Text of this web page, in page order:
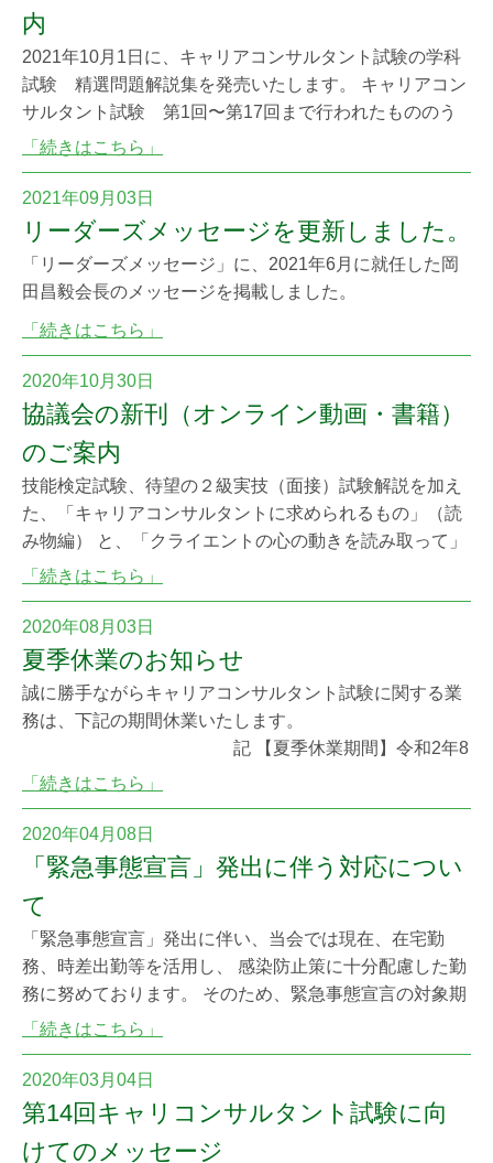
内
2021年10月1日に、キャリアコンサルタント試験の学科
試験 精選問題解説集を発売いたします。 キャリアコン
サルタント試験 第1回〜第17回まで行われたもののう
ち、キャリアコンサルタントとしてぜひおさえておきた
ました。 2級キャリアコンサルティング技能検定の学科
試験は、キャリアコンサルタント試験と同様の試験範
囲、出題形式です。2級を受検される方もぜ
「続きはこちら」
2021年09月03日
リーダーズメッセージを更新しました。
「リーダーズメッセージ」に、2021年6月に就任した岡
田昌毅会長のメッセージを掲載しました。
「続きはこちら」
2020年10月30日
協議会の新刊（オンライン動画・書籍）
のご案内
技能検定試験、待望の２級実技（面接）試験解説を加え
た、「キャリアコンサルタントに求められるもの」（読
み物編） と、「クライエントの心の動きを読み取って」
（動画編）を10月30日より同時発売いたします！ キャリ
イエントにとって有効な支援を行うためにぜひご活用く
ださい。 お求めはこちらから
「続きはこちら」
2020年08月03日
夏季休業のお知らせ
誠に勝手ながらキャリアコンサルタント試験に関する業
務は、下記の期間休業いたします。
記 【夏季休業期間】令和2年8
月6日(木)～令和2年8月10日(月・祝) 試験に関するお問い
いますようお願い申し上げます。 特定非営利活動法人キ
ャリアコンサルティング協議会 電話：03-5402-4688（試
験部）
「続きはこちら」
2020年04月08日
「緊急事態宣言」発出に伴う対応につい
て
「緊急事態宣言」発出に伴い、当会では現在、在宅勤
務、時差出勤等を活用し、 感染防止策に十分配慮した勤
務に努めております。 そのため、緊急事態宣言の対象期
間中は電話が繋がりにくくなることが 予想されます。 ご
願い申し上げます。
「続きはこちら」
2020年03月04日
第14回キャリコンサルタント試験に向
けてのメッセージ